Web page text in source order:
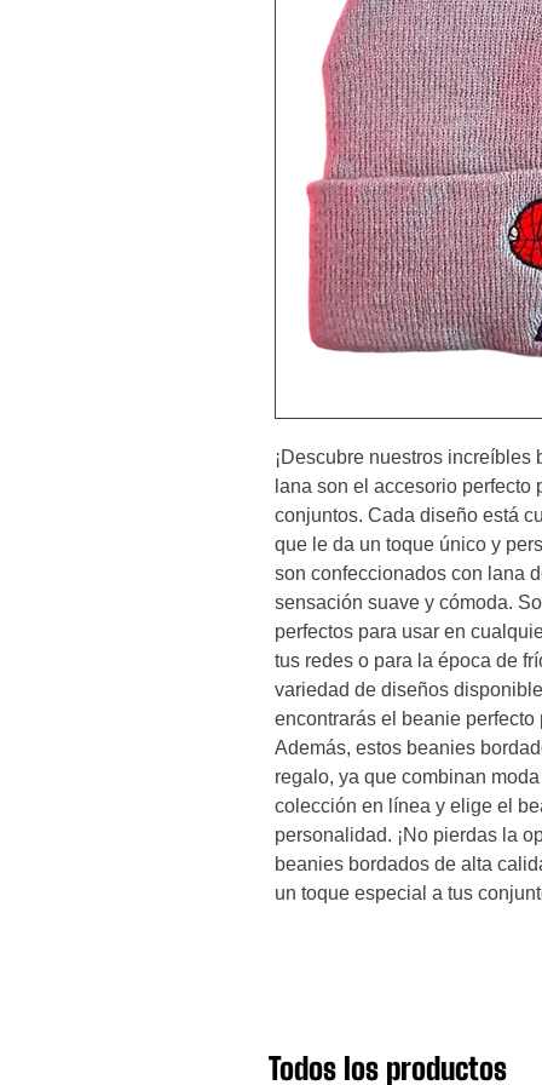
¡Descubre nuestros
lana son el accesorio
conjuntos. Cada diseño está
que le da un toque único y
son confeccionados con lana
sensación suave y cómoda.
perfectos para usar en
tus redes o para la época de
variedad de diseños
encontrarás el beanie
Además, estos beanies
regalo, ya que combinan
colección en línea y elige el
personalidad. ¡No pierdas la
beanies bordados de alta
un toque especial a tus
Todos los productos